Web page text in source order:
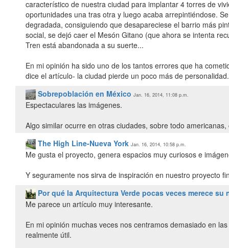
característico de nuestra ciudad para implantar 4 torres de
oportunidades una tras otra y luego acaba arrepintiéndose.
degradada, consiguiendo que desapareciese el barrio más
social, se dejó caer el Mesón Gitano (que ahora se intenta
Tren está abandonada a su suerte...
En mi opinión ha sido uno de los tantos errores que ha
Sobrepoblación en México Jan. 16, 2014, 11:08 p.m.
Espectaculares las imágenes.
Algo similar ocurre en otras ciudades, sobre todo
The High Line-Nueva York Jan. 16, 2014, 10:58 p.m.
Me gusta el proyecto, genera espacios muy curiosos e
Y seguramente nos sirva de inspiración en nuestro proyecto
Por qué la Arquitectura Verde pocas veces merece su
Me parece un artículo muy interesante.
En mi opinión muchas veces nos centramos demasiado en
realmente útil.